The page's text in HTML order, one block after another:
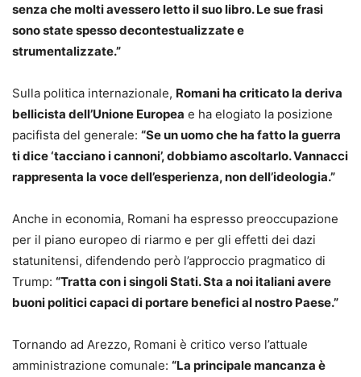
senza che molti avessero letto il suo libro. Le sue frasi
sono state spesso decontestualizzate e
strumentalizzate.”
Sulla politica internazionale, Romani ha criticato la deriva
bellicista dell’Unione Europea e ha elogiato la posizione
pacifista del generale: “Se un uomo che ha fatto la guerra
ti dice ‘tacciano i cannoni’, dobbiamo ascoltarlo. Vannacci
rappresenta la voce dell’esperienza, non dell’ideologia.”
Anche in economia, Romani ha espresso preoccupazione
per il piano europeo di riarmo e per gli effetti dei dazi
statunitensi, difendendo però l’approccio pragmatico di
Trump: “Tratta con i singoli Stati. Sta a noi italiani avere
buoni politici capaci di portare benefici al nostro Paese.”
Tornando ad Arezzo, Romani è critico verso l’attuale
amministrazione comunale: “La principale mancanza è